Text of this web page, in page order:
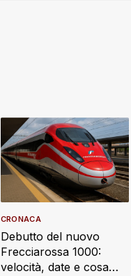
Debutto del nuovo
Frecciarossa 1000:
velocità, date e cosa
CRONACA